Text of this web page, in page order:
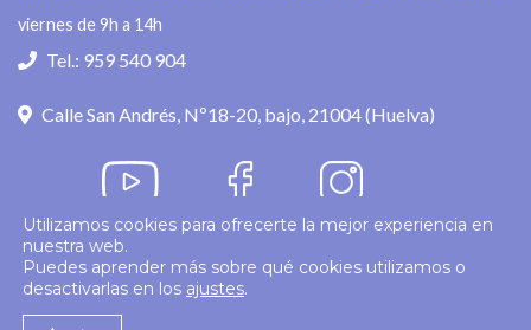
viernes de 9h a 14h
Tel.: 959 540 904
Calle San Andrés, Nº18-20, bajo, 21004 (Huelva)
© 2026 Colegio Enfermería Huelva
Utilizamos cookies para ofrecerte la mejor experiencia en
nuestra web.
Puedes aprender más sobre qué cookies utilizamos o
desactivarlas en los ajustes.